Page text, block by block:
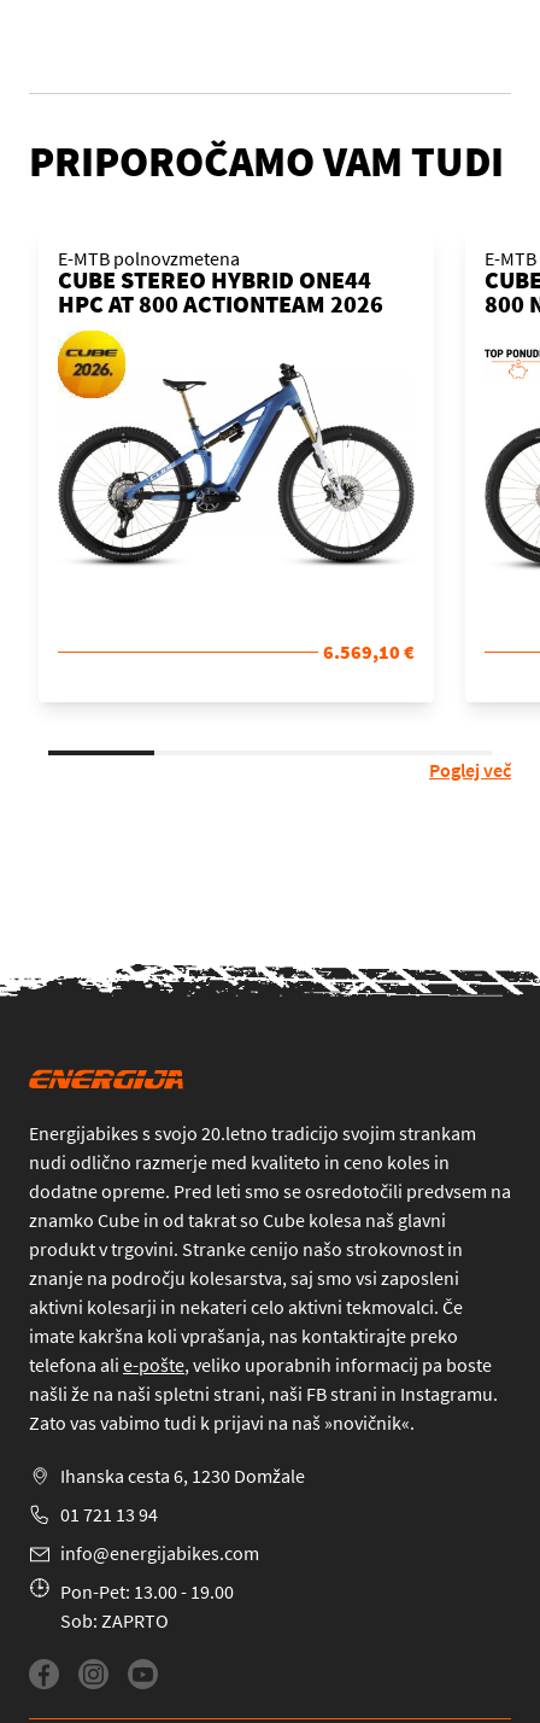
PRIPOROČAMO VAM TUDI
E-MTB polnovzmetena
CUBE STEREO HYBRID ONE44
HPC AT 800 ACTIONTEAM 2026
KOLO
6.569,10 €
E-
800
Poglej več
Energijabikes s svojo 20.letno tradicijo svojim strankam
nudi odlično razmerje med kvaliteto in ceno koles in
dodatne opreme. Pred leti smo se osredotočili predvsem na
znamko Cube in od takrat so Cube kolesa naš glavni
produkt v trgovini. Stranke cenijo našo strokovnost in
znanje na področju kolesarstva, saj smo vsi zaposleni
aktivni kolesarji in nekateri celo aktivni tekmovalci. Če
imate kakršna koli vprašanja, nas kontaktirajte preko
telefona ali e-pošte, veliko uporabnih informacij pa boste
našli že na naši spletni strani, naši FB strani in Instagramu.
Zato vas vabimo tudi k prijavi na naš »novičnik«.
Ihanska cesta 6, 1230 Domžale
01 721 13 94
info@energijabikes.com
Pon-Pet: 13.00 - 19.00
Sob: ZAPRTO